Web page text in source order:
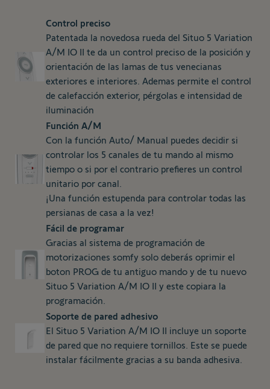
Control preciso
Patentada la novedosa rueda del Situo 5 Variation
A/M IO II te da un control preciso de la posición y
orientación de las lamas de tus venecianas
exteriores e interiores. Ademas permite el control
de calefacción exterior, pérgolas e intensidad de
iluminación
Función A/M
Con la función Auto/ Manual puedes decidir si
controlar los 5 canales de tu mando al mismo
tiempo o si por el contrario prefieres un control
unitario por canal.
¡Una función estupenda para controlar todas las
persianas de casa a la vez!
Fácil de programar
Gracias al sistema de programación de
motorizaciones somfy solo deberás oprimir el
boton PROG de tu antiguo mando y de tu nuevo
Situo 5 Variation A/M IO II y este copiara la
programación.
Soporte de pared adhesivo
El Situo 5 Variation A/M IO II incluye un soporte
de pared que no requiere tornillos. Este se puede
instalar fácilmente gracias a su banda adhesiva.